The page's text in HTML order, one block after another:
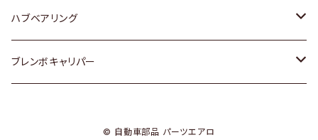
日産
ダイハツ
ハブベアリング
トヨタ
ブレンボキャリパー
© 自動車部品 パーツエアロ